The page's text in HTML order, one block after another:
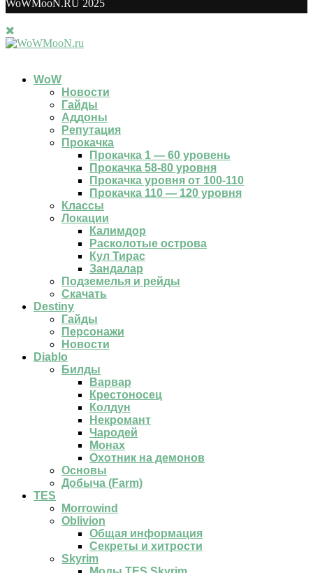
WoWMooN.RU 2025
WoW
Новости
Гайды
Аддоны
Репутация
Прокачка
Прокачка 1 — 60 уровень
Прокачка 58-80 уровня
Прокачка уровня от 100-110
Прокачка 110 — 120 уровня
Классы
Локации
Калимдор
Расколотые острова
Кул Тирас
Зандалар
Подземелья и рейды
Скачать
Destiny
Гайды
Персонажи
Новости
Diablo
Билды
Варвар
Крестоносец
Колдун
Некромант
Чародей
Монах
Охотник на демонов
Основы
Добыча (Farm)
TES
Morrowind
Oblivion
Общая информация
Секреты и хитрости
Skyrim